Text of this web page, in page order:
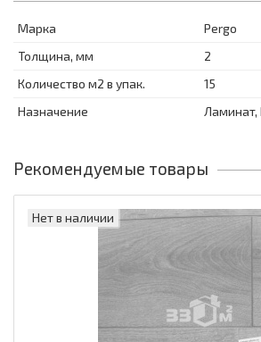
Марка
Pergo
Толщина, мм
2
Количество м2 в упак.
15
Назначение
Ламинат,
Рекомендуемые товары
Нет в наличии